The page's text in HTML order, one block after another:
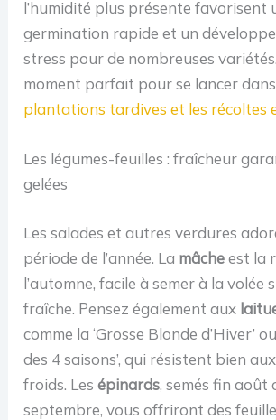
l’humidité plus présente favorisent
germination rapide et un
stress pour de nombreuses variétés.
moment parfait pour se lancer
plantations tardives et les récoltes
Les légumes-feuilles : fraîcheur
gelées
Les salades et autres verdures
période de l’année. La mâcheest la
l’automne, facile à semer à la volée
fraîche. Pensez également aux
comme la ‘Grosse Blonde d’Hiver’
des 4 saisons’, qui résistent bien
froids. Lesépinards, semés fin août
septembre, vous offriront des